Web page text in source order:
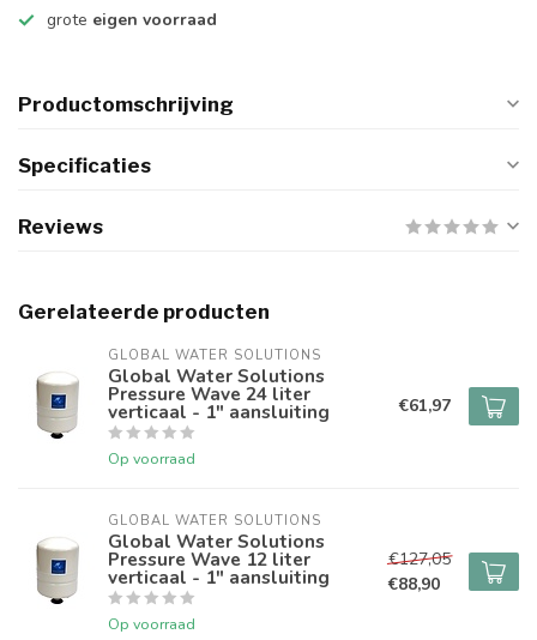
grote eigen voorraad
Productomschrijving
Specificaties
Reviews
Gerelateerde producten
GLOBAL WATER SOLUTIONS
Global Water Solutions
Pressure Wave 24 liter
verticaal - 1" aansluiting
Op voorraad
€61,97
GLOBAL WATER SOLUTIONS
Global Water Solutions
Pressure Wave 12 liter
verticaal - 1" aansluiting
Op voorraad
€127,05
€88,90